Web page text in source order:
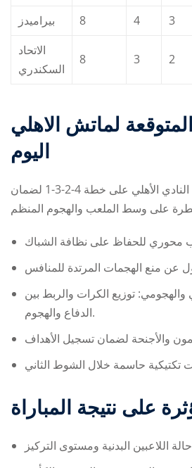
بيراميدز
8 4 3
الاتحاد
السكندري
8 3 2
لماتش الاهلي
اليوم
من المتوقع أن يعتمد النادي الأهلي على خطة 4-2-3-1 لضمان
توزيع الكرات والربط بين
الدفاع والهجوم.
على نتيجة المباراة